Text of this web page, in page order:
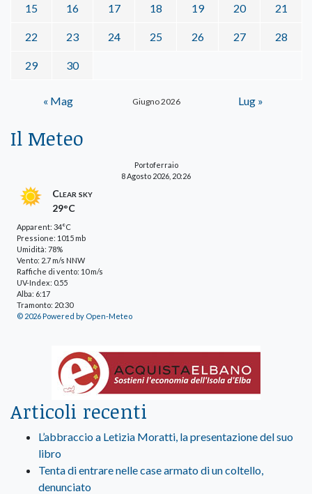
Giugno 2026
15 16 17 18 19 20 21
22 23 24 25 26 27 28
29 30
« Mag Lug »
Il Meteo
Portoferraio
8 Agosto 2026, 20:26
Clear sky
29°C
Apparent: 34°C
Pressione: 1015 mb
Umidità: 78%
Vento: 2.7 m/s NNW
Raffiche di vento: 10 m/s
UV-Index: 0.55
Alba: 6:17
Tramonto: 20:30
© 2026 Powered by Open-Meteo
Articoli recenti
L’abbraccio a Letizia Moratti, la presentazione del suo
libro
Tenta di entrare nelle case armato di un coltello,
denunciato